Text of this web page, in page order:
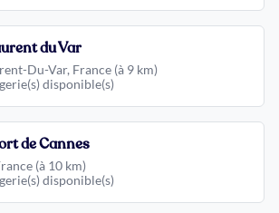
du Var
Du-Var, France (à 9 km)
disponible(s)
de Cannes
(à 10 km)
disponible(s)